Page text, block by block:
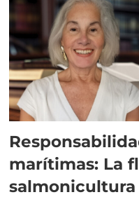
marítimas: La